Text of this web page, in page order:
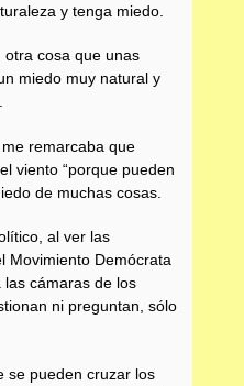
y tenga miedo.
cosa que unas
miedo muy natural y
remarcaba que
viento “porque pueden
de muchas cosas.
al ver las
Movimiento Demócrata
cámaras de los
ni preguntan, sólo
se pueden cruzar los